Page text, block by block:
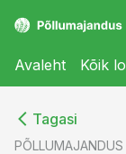
Avaleht Kõik
Tagasi
PÕLLUMAJANDUS